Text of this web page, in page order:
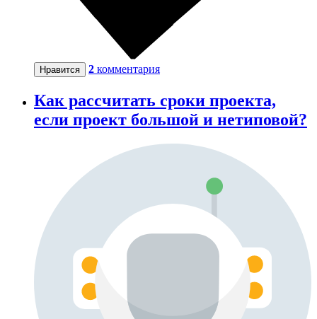
Нравится 2 комментария
Как рассчитать сроки проекта,
если проект большой и нетиповой?